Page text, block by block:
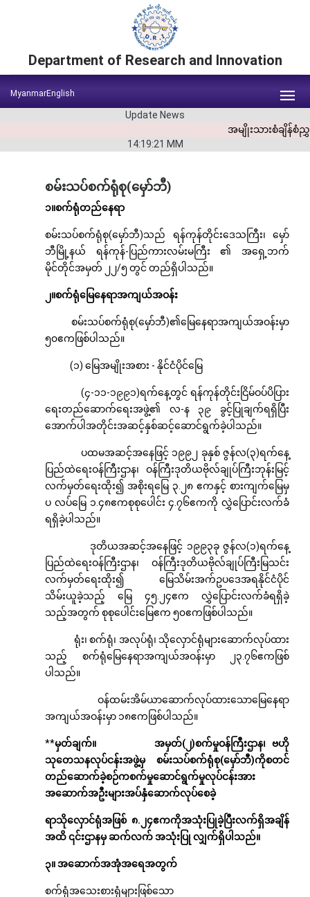
Department of Research and Innovation
MyanmarEnglish
Update News
အမျိုးသားစံချိန်စံ
14:19:22 MM
စမ်းသပ်စက်ရုံစု(မှော်ဘီ)
၁။စက်ရုံတည်နေရာ
စမ်းသပ်စက်ရုံစု(မှော်ဘီ)သည် ရန်ကုန်တိုင်းဒေသကြီး၊ မှော်
ဘီမြို့နယ် ရန်ကုန်-ပြည်ကားလမ်းမကြီး ၏ အရှေ့ဘက်
မိုင်တိုင်အမှတ် ၂၂/၅ တွင် တည်ရှိပါသည်။
၂။စက်ရုံမြေနေရာအကျယ်အဝန်း
စမ်းသပ်စက်ရုံစု(မှော်ဘီ)၏မြေနေရာအကျယ်အဝန်းမှာ
၅၀ဧကဖြစ်ပါသည်။
(၁) မြေအမျိုးအစား - နိုင်ငံပိုင်မြေ
(၄-၁၁-၁၉၉၁)ရက်နေ့တွင် ရန်ကုန်တိုင်းငြိမ်ဝပ်ပိပြား
ရေးတည်ဆောက်ရေးအဖွဲ့၏ လ-န ၃၉ ခွင့်ပြုချက်ရရှိပြီး
အောက်ပါအတိုင်းအဆင့်နှစ်ဆင့်ဆောင်ရွက်ခဲ့ပါသည်။
ပထမအဆင့်အနေဖြင့် ၁၉၉၂ ခုနှစ် ဇွန်လ(၃)ရက်နေ့
ပြည်ထဲရေးဝန်ကြီးဌာန၊ ဝန်ကြီးဒုတိယဗိုလ်ချုပ်ကြီးဘုန်းမြင့်
လက်မှတ်ရေးထိုး၍ အစိုးရမြေ ၃.၂၈ ဧကနှင့် စားကျက်မြေမှ
ပ လပ်မြေ ၁.၄၈ဧကစုစုပေါင်း ၄.၇၆ဧကကို လွှဲပြောင်းလက်ခံ
ရရှိခဲ့ပါသည်။
ဒုတိယအဆင့်အနေဖြင့် ၁၉၉၃ခု ဇွန်လ(၁)ရက်နေ့
ပြည်ထဲရေးဝန်ကြီးဌာန၊ ဝန်ကြီးဒုတိယဗိုလ်ချုပ်ကြီးမြသင်း
လက်မှတ်ရေးထိုး၍ မြေသိမ်းအက်ဥပဒေအရနိုင်ငံပိုင်
သိမ်းယူခဲ့သည့် မြေ ၄၅.၂၄ဧက လွှဲပြောင်းလက်ခံရရှိခဲ့
သည့်အတွက် စုစုပေါင်းမြေဧက ၅၀ဧကဖြစ်ပါသည်။
ရုံး၊ စက်ရုံ၊ အလုပ်ရုံ၊ သိုလှောင်ရုံများဆောက်လုပ်ထား
သည့် စက်ရုံမြေနေရာအကျယ်အဝန်းမှာ ၂၃.၇၆ဧကဖြစ်
ပါသည်။
ဝန်ထမ်းအိမ်ယာဆောက်လုပ်ထားသောမြေနေရာ
အကျယ်အဝန်းမှာ ၁၈ဧကဖြစ်ပါသည်။
**မှတ်ချက်။ အမှတ်(၂)စက်မှုဝန်ကြီးဌာန၊ ဗဟို
သုတေသနလုပ်ငန်းအဖွဲ့မှ စမ်းသပ်စက်ရုံစု(မှော်ဘီ)ကိုစတင်
တည်ဆောက်ခဲ့စဉ်ကစက်မှုဆောင်ရွက်မှုလုပ်ငန်းအား
အဆောက်အဦးများအပ်နှံဆောက်လုပ်စေခဲ့
ရာသိုလှောင်ရုံအဖြစ် ၈.၂၄ဧကကိုအသုံးပြုခဲ့ပြီးလက်ရှိအချိန်
အထိ ၎င်းဌာနမှ ဆက်လက် အသုံးပြု လျှက်ရှိပါသည်။
၃။ အဆောက်အအုံအရေအတွက်
စက်ရုံအသေးစားရုံများဖြစ်သော